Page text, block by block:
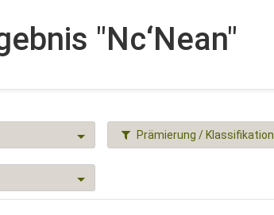
"Nc‘Nean"
Prämierung / Klassifikation